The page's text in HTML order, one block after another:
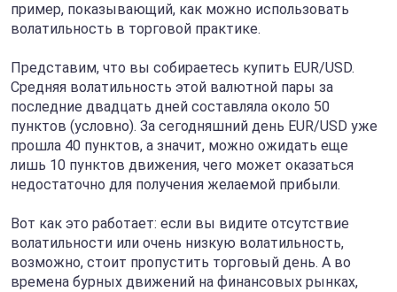
пример, показывающий, как можно использовать
волатильность в торговой практике.
Представим, что вы собираетесь купить EUR/USD.
Средняя волатильность этой валютной пары за
последние двадцать дней составляла около 50
пунктов (условно). За сегодняшний день EUR/USD уже
прошла 40 пунктов, а значит, можно ожидать еще
лишь 10 пунктов движения, чего может оказаться
недостаточно для получения желаемой прибыли.
Вот как это работает: если вы видите отсутствие
волатильности или очень низкую волатильность,
возможно, стоит пропустить торговый день. А во
времена бурных движений на финансовых рынках,